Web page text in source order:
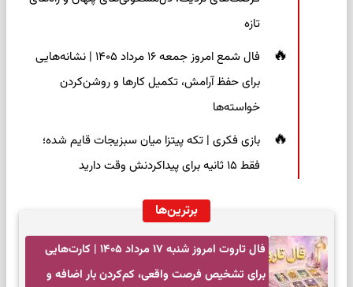
تازه
فال شمع امروز جمعه ۱۶ مرداد ۱۴۰۵ | نشانه‌هایی
برای حفظ آرامش، تکمیل کارها و روشن‌کردن
خواسته‌ها
بازی فکری | تکه پیتزا میان سبزیجات قایم شده؛
فقط ۱۵ ثانیه برای پیداکردنش وقت دارید
برترین‌ها
فال تاروت امروز شنبه ۱۷ مرداد ۱۴۰۵ | کارت‌هایی
برای تشخیص فرصت واقعی، کم‌کردن بار اضافه و